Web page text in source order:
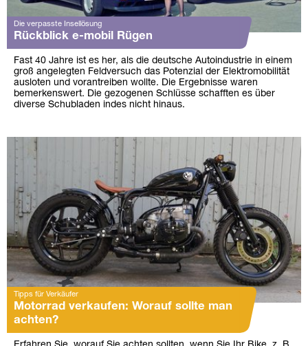
Die verpasste Insellösung
Rückblick e-mobil Rügen
Fast 40 Jahre ist es her, als die deutsche Autoindustrie in einem
groß angelegten Feldversuch das Potenzial der Elektromobilität
ausloten und vorantreiben wollte. Die Ergebnisse waren
bemerkenswert. Die gezogenen Schlüsse schafften es über
diverse Schubladen indes nicht hinaus.
Tipps für Verkäufer
Motorrad verkaufen: Worauf sollte man
achten?